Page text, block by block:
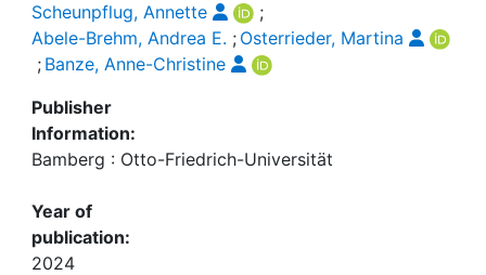
Scheunpflug, Annette
;
Abele-Brehm, Andrea E. ; Osterrieder, Martina
; Banze, Anne-Christine
Publisher
Information:
Bamberg : Otto-Friedrich-Universität
Year of
publication:
2024